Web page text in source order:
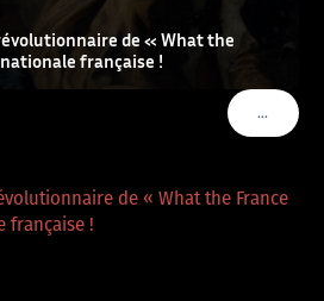
de « What the
française !
…VOIR
de « What the France
française !